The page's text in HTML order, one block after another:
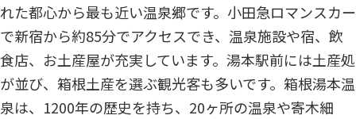
れた都心から最も近い温泉郷です。小田急ロマンスカー
で新宿から約85分でアクセスでき、温泉施設や宿、飲
食店、お土産屋が充実しています。湯本駅前には土産処
が並び、箱根土産を選ぶ観光客も多いです。箱根湯本温
泉は、1200年の歴史を持ち、20ヶ所の温泉や寄木細